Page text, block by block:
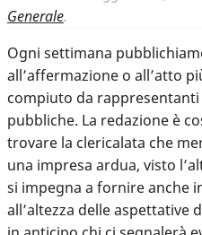
Generale.
Ogni settimana
all’affermazione o all’atto
compiuto da
pubbliche. La redazione è
trovare la clericalata che
una impresa ardua, visto
si impegna a fornire anche
all’altezza delle aspettative